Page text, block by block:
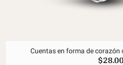
Cuentas en forma de corazón
$28.00